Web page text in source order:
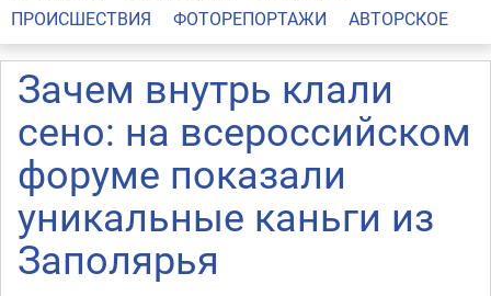
ПРОИСШЕСТВИЯ
ФОТОРЕПОРТАЖИ АВТОРСКОЕ
Зачем внутрь клали
сено: на всероссийском
форуме показали
уникальные каньги из
Заполярья